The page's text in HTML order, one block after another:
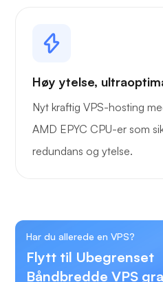
Høy ytelse,
Nyt kraftig VPS-hosting
AMD EPYC CPU-er som
redundans og ytelse.
Har du allerede en VPS?
Flytt til Ubegrenset
Båndbredde VPS